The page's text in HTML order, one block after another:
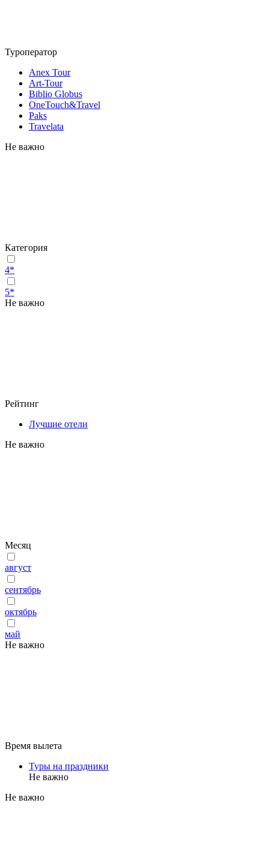
Туроператор
Anex Tour
Art-Tour
Biblio Globus
OneTouch&Travel
Paks
Travelata
Не важно
Категория
4*
5*
Не важно
Рейтинг
Лучшие отели
Не важно
Месяц
август
сентябрь
октябрь
май
Не важно
Время вылета
Туры на праздники
Не важно
Не важно